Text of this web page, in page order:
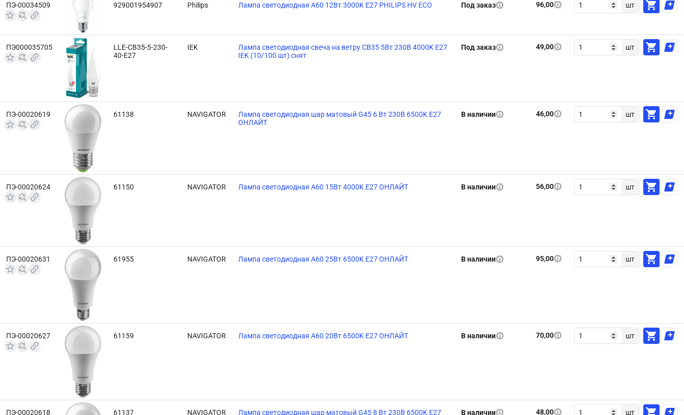
ПЭ-00034509 929001954907 Philips Лампа светодиодная A60 12Вт 3000K E27 PHILIPS HV ECO Под заказ 96,00 шт
ПЭ000035705
LLE-CB35-5-230-
40-E27
IEK
Лампа светодиодная свеча на ветру CB35 5Вт 230В 4000K Е27
IEK (10/100 шт) снят
Под заказ 49,00 шт
ПЭ-00020619 61138 NAVIGATOR
Лампа светодиодная шар матовый G45 6 Вт 230В 6500K E27
ОНЛАЙТ
В наличии 46,00 шт
ПЭ-00020624 61150 NAVIGATOR Лампа светодиодная A60 15Вт 4000K E27 ОНЛАЙТ В наличии 56,00 шт
ПЭ-00020631 61955 NAVIGATOR Лампа светодиодная A60 25Вт 6500K E27 ОНЛАЙТ В наличии 95,00 шт
ПЭ-00020627 61159 NAVIGATOR Лампа светодиодная A60 20Вт 6500K E27 ОНЛАЙТ В наличии 70,00 шт
ПЭ-00020618 61137 NAVIGATOR
Лампа светодиодная шар матовый G45 8 Вт 230В 6500K E27
В наличии 48,00 шт